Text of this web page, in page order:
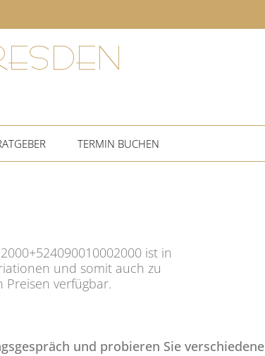
TERMIN BUCHEN
ist in
und somit auch zu
verfügbar.
und probieren Sie verschiedene